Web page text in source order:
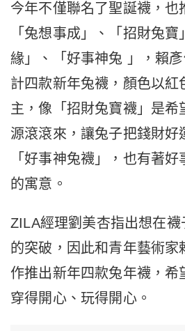
今年不僅聯名了聖誕襪，也
「兔想事成」、「招財兔
緣」、「好事神兔 」，賴
計四款新年兔襪，顏色以紅
主，像「招財兔寶襪」是希
源滾滾來，讓兔子把錢財好
「好事神兔襪」，也有著
的寓意。
ZILA經理劉美杏指出想在
的突破，因此和青年藝術家
作推出新年四款兔年襪，希
穿得開心、玩得開心。